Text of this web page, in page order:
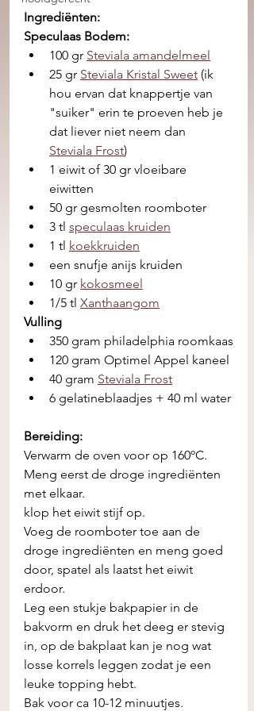
Ingrediënten:
Speculaas Bodem:
100 gr Steviala amandelmeel
25 gr Steviala Kristal Sweet (ik
hou ervan dat knappertje van
"suiker" erin te proeven heb je
dat liever niet neem dan
Steviala Frost)
1 eiwit of 30 gr vloeibare
eiwitten
50 gr gesmolten roomboter
3 tl speculaas kruiden
1 tl koekkruiden
een snufje anijs kruiden
10 gr kokosmeel
1/5 tl Xanthaangom
Vulling
350 gram philadelphia roomkaas
120 gram Optimel Appel kaneel
40 gram Steviala Frost
6 gelatineblaadjes + 40 ml water
Bereiding:
Verwarm de oven voor op 160ºC.
Meng eerst de droge ingrediënten
met elkaar.
klop het eiwit stijf op.
Voeg de roomboter toe aan de
droge ingrediënten en meng goed
door, spatel als laatst het eiwit
erdoor.
Leg een stukje bakpapier in de
bakvorm en druk het deeg er stevig
in, op de bakplaat kan je nog wat
losse korrels leggen zodat je een
leuke topping hebt.
Bak voor ca 10-12 minuutjes.